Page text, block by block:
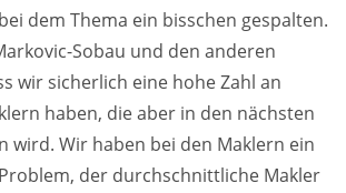
dem Thema ein bisschen gespalten.
Sobau und den anderen
wir sicherlich eine hohe Zahl an
haben, die aber in den nächsten
wird. Wir haben bei den Maklern ein
der durchschnittliche Makler